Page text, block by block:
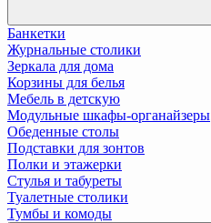
Банкетки
Журнальные столики
Зеркала для дома
Корзины для белья
Мебель в детскую
Модульные шкафы-органайзеры
Обеденные столы
Подставки для зонтов
Полки и этажерки
Стулья и табуреты
Туалетные столики
Тумбы и комоды